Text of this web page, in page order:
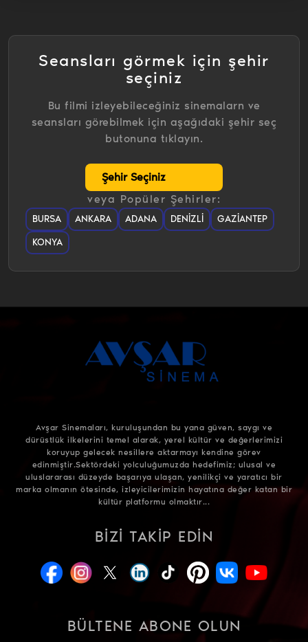
Seansları görmek için şehir
seçiniz
Bu filmi izleyebileceğiniz sinemalarn ve
seansları görebilmek için aşağıdaki şehir seç
butonuna tıklayın.
veya Popüler Şehirler:
BURSA ANKARA ADANA DENIZLI
GAZIANTEP
KONYA
Avşar Sinemaları, kuruluşundan bu yana güven, saygı ve
dürüstlük ilkelerini temel alarak, yerel kültür ve değerlerimizi
koruyup gelecek nesillere aktarmayı kendine görev
edinmiştir.Sektördeki yolculuğumuzda hedefimiz; ulusal ve
uluslararası düzeyde başarıya ulaşan, yenilikçi ve yaratıcı bir
marka olmanın ötesinde, izleyicilerimizin hayatına değer katan bir
kültür platformu olmaktır...
BIZI TAKIP EDIN
BÜLTENE ABONE OLUN